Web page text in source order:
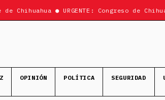
● URGENTE: Congreso de
OPINIÓN POLÍTICA SEGURIDAD